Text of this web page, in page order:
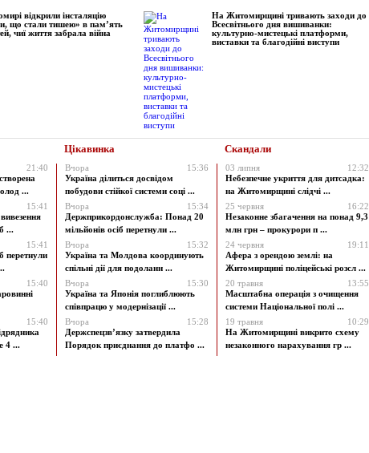
відкрили інсталяцію
що стали тишею» в пам’ять
чиї життя забрала війна
На Житомирщині тривають заходи до
Всесвітнього дня вишиванки:
культурно-мистецькі платформи,
виставки та благодійні виступи
Цікавинка Скандали
21:40
...
15:41
...
15:41
перетнули
15:40
15:40
4 ...
Вчора
15:36
Україна ділиться досвідом
побудови стійкої системи соці ...
Вчора
15:34
Держприкордонслужба: Понад 20
мільйонів осіб перетнули ...
Вчора
15:32
Україна та Молдова координують
спільні дії для подоланн ...
Вчора
15:30
Україна та Японія поглиблюють
співпрацю у модернізації ...
Вчора
15:28
Держспецзв’язку затвердила
Порядок приєднання до платфо ...
03 липня
12:32
Небезпечне укриття для дитсадка:
на Житомирщині слідчі ...
25 червня
16:22
Незаконне збагачення на понад 9,3
млн грн – прокурори п ...
24 червня
19:11
Афера з орендою землі: на
Житомирщині поліцейські розсл ...
20 травня
13:55
Масштабна операція з очищення
системи Національної полі ...
19 травня
10:29
На Житомирщині викрито схему
незаконного нарахування гр ...